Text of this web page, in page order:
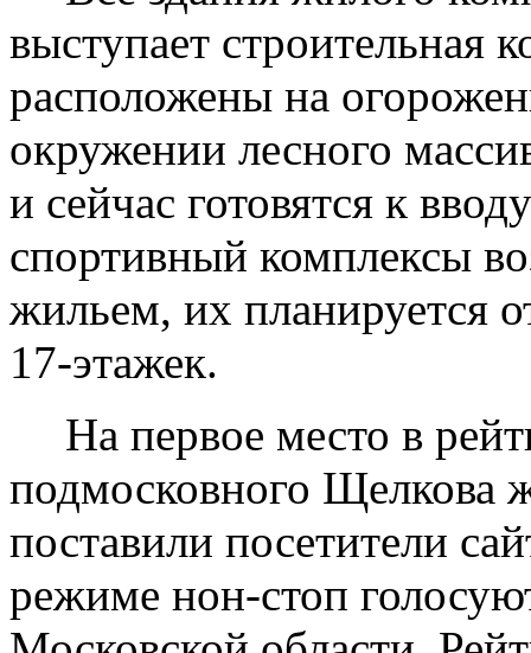
выступает строительная
расположены на
окружении лесного
и сейчас готовятся к
спортивный комплексы
жильем, их планируется
17-этажек.
На первое место в
подмосковного Щелкова
поставили посетители
режиме нон-стоп